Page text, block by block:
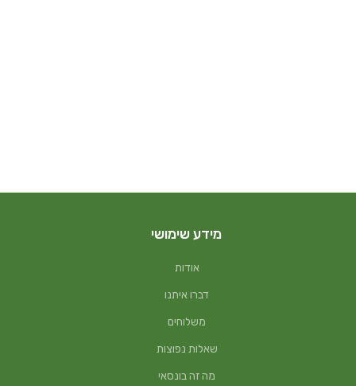
מידע שימושי
אודות
דברו איתנו
משלוחים
שאלות נפוצות
מה זה בונסאי